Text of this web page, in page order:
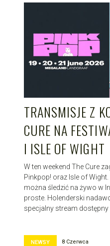
TRANSMISJE Z
CURE NA
I ISLE OF WIGHT
W ten weekend The Cure
Pinkpop! oraz Isle of
można śledzić na żywo w
proste. Holenderski
specjalny stream dostępny
NEWSY 8 Czerwca